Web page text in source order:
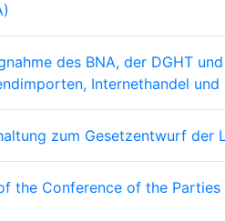
des BNA, der DGHT
Internethandel
zum Gesetzentwurf der
the Conference of the